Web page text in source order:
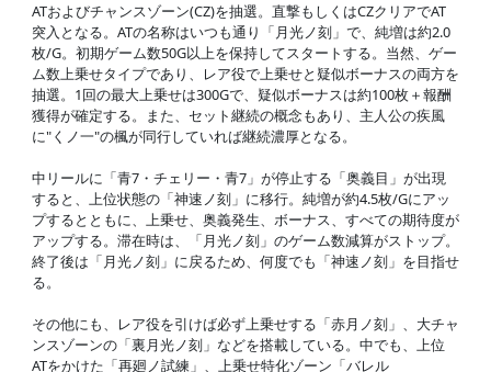
ATおよびチャンスゾーン(CZ)を抽選。直撃もしくはCZクリアでAT
突入となる。ATの名称はいつも通り「月光ノ刻」で、純増は約2.0
枚/G。初期ゲーム数50G以上を保持してスタートする。当然、ゲー
ム数上乗せタイプであり、レア役で上乗せと疑似ボーナスの両方を
抽選。1回の最大上乗せは300Gで、疑似ボーナスは約100枚＋報酬
獲得が確定する。また、セット継続の概念もあり、主人公の疾風
に"くノ一"の楓が同行していれば継続濃厚となる。
中リールに「青7・チェリー・青7」が停止する「奥義目」が出現
すると、上位状態の「神速ノ刻」に移行。純増が約4.5枚/Gにアッ
プするとともに、上乗せ、奥義発生、ボーナス、すべての期待度が
アップする。滞在時は、「月光ノ刻」のゲーム数減算がストップ。
終了後は「月光ノ刻」に戻るため、何度でも「神速ノ刻」を目指せ
る。
その他にも、レア役を引けば必ず上乗せする「赤月ノ刻」、大チャ
ンスゾーンの「裏月光ノ刻」などを搭載している。中でも、上位
ATをかけた「再廻ノ試練」、上乗せ特化ゾーン「バレル